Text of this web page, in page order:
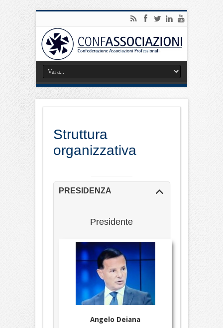
Struttura
organizzativa
PRESIDENZA
Presidente
Angelo Deiana